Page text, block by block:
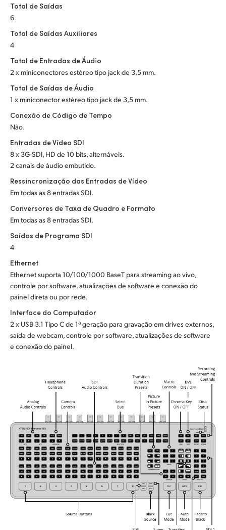
Poland
Portugal
South Africa
Sweden
Chinese Taipei
Turkey
UAE
Ukraine
United States
Total de Saídas
6
Total de Saídas Auxiliares
4
Total de Entradas de Áudio
2 x miniconectores estéreo tipo jack de 3,5 mm.
Total de Saídas de Áudio
1 x miniconector estéreo tipo jack de 3,5 mm.
Conexão de Código de Tempo
Não.
Entradas de Vídeo SDI
8 x 3G-SDI, HD de 10 bits, alternáveis.
2 canais de áudio embutido.
Ressincronização das Entradas de Vídeo
Em todas as 8 entradas SDI.
Conversores de Taxa de Quadro e Formato
Em todas as 8 entradas SDI.
Saídas de Programa SDI
4
Ethernet
Ethernet suporta 10/100/1000 BaseT para streaming ao vivo,
controle por software, atualizações de software e conexão do
painel direta ou por rede.
Interface do Computador
2 x USB 3.1 Tipo C de 1ª geração para gravação em drives externos,
saída de webcam, controle por software, atualizações de software
e conexão do painel.